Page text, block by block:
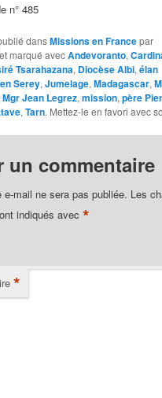
n° 485
dansMissions en Francepar
marqué avecAndevoranto,
Tsarahazana, Diocèse Albi,élan
Serey,Jumelage,Madagascar,
Mgr Jean Legrez,mission,père
,Tarn. Mettez-le en favori avec
un commentaire
e-mail ne sera pas publiée. Les
indiqués avec*
*